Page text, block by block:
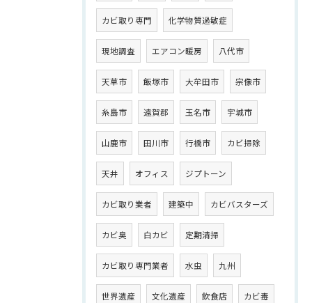
カビ取り専門 化学物質過敏症
現地調査 エアコン暖房 八代市
天草市 飯塚市 大牟田市 宗像市
糸島市 遠賀郡 玉名市 宇城市
山鹿市 田川市 行橋市 カビ掃除
天井 オフィス ジプトーン
カビ取り業者 建築中 カビバスターズ
カビ臭 白カビ 定期清掃
カビ取り専門業者 水虫 九州
世界遺産 文化遺産 飲食店 カビ毒